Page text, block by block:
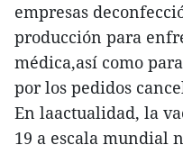
empresas
producción para
médica,así como
por los pedidos
En laactualidad, la
19 a escala mundial